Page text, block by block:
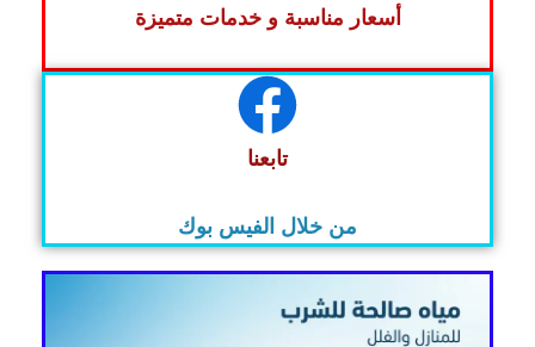
أسعار مناسبة و خدمات متميزة
تابعنا
من خلال الفيس بوك